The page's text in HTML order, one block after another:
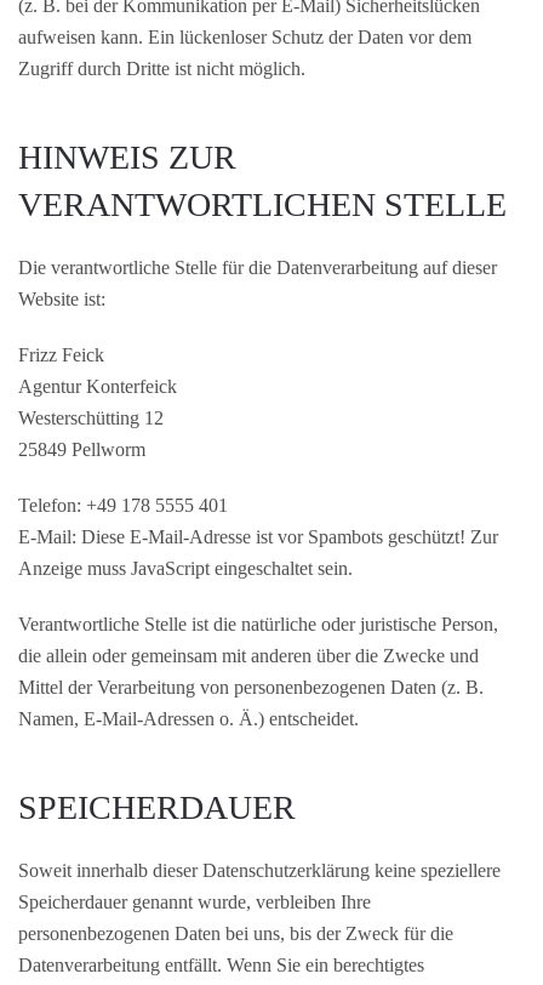
(z. B. bei der Kommunikation per E-Mail) Sicherheitslücken
aufweisen kann. Ein lückenloser Schutz der Daten vor dem
Zugriff durch Dritte ist nicht möglich.
HINWEIS ZUR
VERANTWORTLICHEN STELLE
Die verantwortliche Stelle für die Datenverarbeitung auf dieser
Website ist:
Frizz Feick
Agentur Konterfeick
Westerschütting 12
25849 Pellworm
Telefon: +49 178 5555 401
E-Mail: Diese E-Mail-Adresse ist vor Spambots geschützt! Zur
Anzeige muss JavaScript eingeschaltet sein.
Verantwortliche Stelle ist die natürliche oder juristische Person,
die allein oder gemeinsam mit anderen über die Zwecke und
Mittel der Verarbeitung von personenbezogenen Daten (z. B.
Namen, E-Mail-Adressen o. Ä.) entscheidet.
SPEICHERDAUER
Soweit innerhalb dieser Datenschutzerklärung keine speziellere
Speicherdauer genannt wurde, verbleiben Ihre
personenbezogenen Daten bei uns, bis der Zweck für die
Datenverarbeitung entfällt. Wenn Sie ein berechtigtes